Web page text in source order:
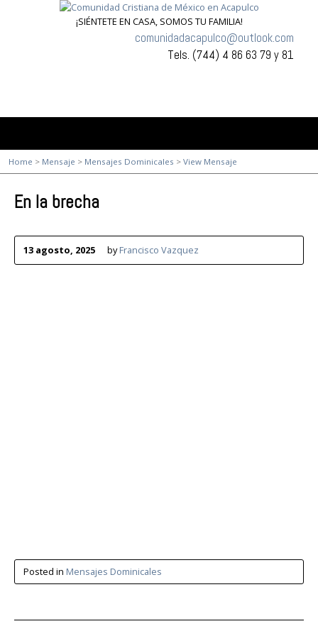
¡SIÉNTETE EN CASA, SOMOS TU FAMILIA!
comunidadacapulco@outlook.com
Tels. (744) 4 86 63 79 y 81
Home > Mensaje > Mensajes Dominicales > View Mensaje
En la brecha
13 agosto, 2025 byFrancisco Vazquez
Posted in Mensajes Dominicales